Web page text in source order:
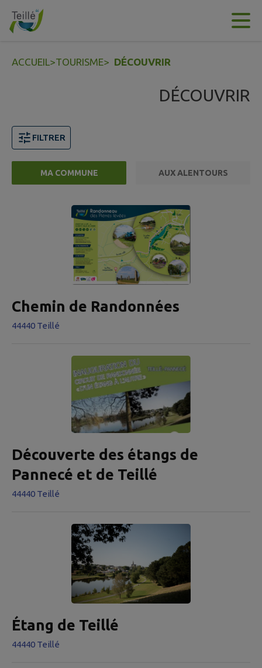
Contenu
ACCUEIL>TOURISME> DÉCOUVRIR
DÉCOUVRIR
FILTRER
MA COMMUNE AUX ALENTOURS
Chemin de Randonnées
44440 Teillé
Découverte des étangs de
Pannecé et de Teillé
44440 Teillé
Étang de Teillé
44440 Teillé